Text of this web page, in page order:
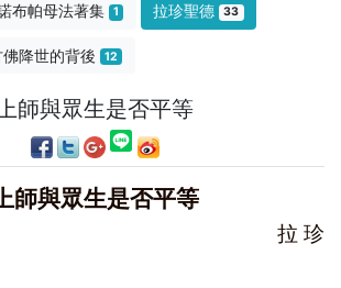
布帕母法著集 1 拉珍聖德 33
佛降世的背後 12
師與眾生是否平等
師與眾生是否平等
拉 珍